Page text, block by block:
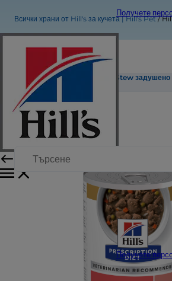
Получете
Получете
Всички храни от Hill's за кучета | Hill's Pet Hill's
Hill's Prescription Diet On-Care Stew задушено